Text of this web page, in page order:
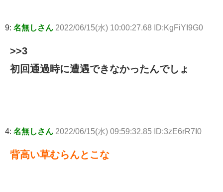
9: 名無しさん 2022/06/15(水) 10:00:27.68 ID:KgFiYI9G0
>>3
初回通過時に遭遇できなかったんでしょ
4: 名無しさん 2022/06/15(水) 09:59:32.85 ID:3zE6rR7I0
背高い草むらんとこな